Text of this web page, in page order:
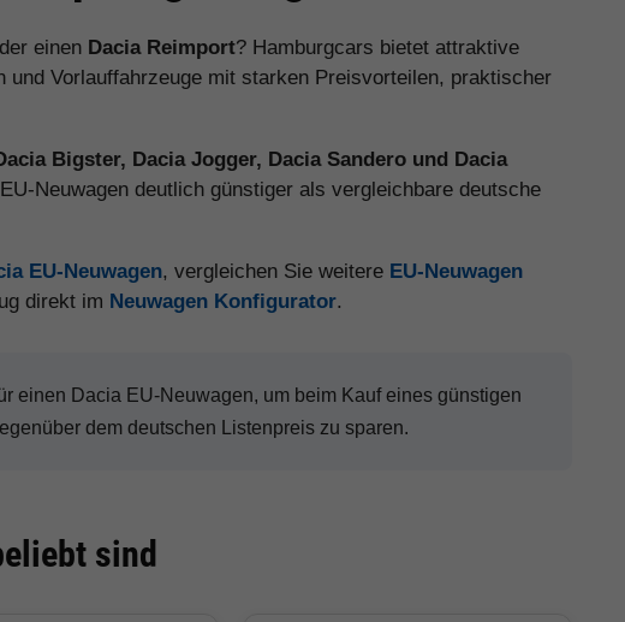
einen Dacia Reimport? Hamburgcars bietet attraktive
und Vorlauffahrzeuge mit starken Preisvorteilen, praktischer
Bigster, Dacia Jogger, Dacia Sandero und Dacia
Neuwagen deutlich günstiger als vergleichbare deutsche
EU-Neuwagen, vergleichen Sie weitere EU-Neuwagen
direkt im Neuwagen Konfigurator.
einen Dacia EU-Neuwagen, um beim Kauf eines günstigen
dem deutschen Listenpreis zu sparen.
sind